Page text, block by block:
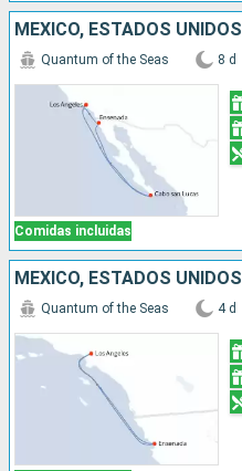
MÉXICO, ESTADOS UNIDOS
Comidas incluidas
Quantum of the Seas 8 d
MÉXICO, ESTADOS UNIDOS
Quantum of the Seas 4 d